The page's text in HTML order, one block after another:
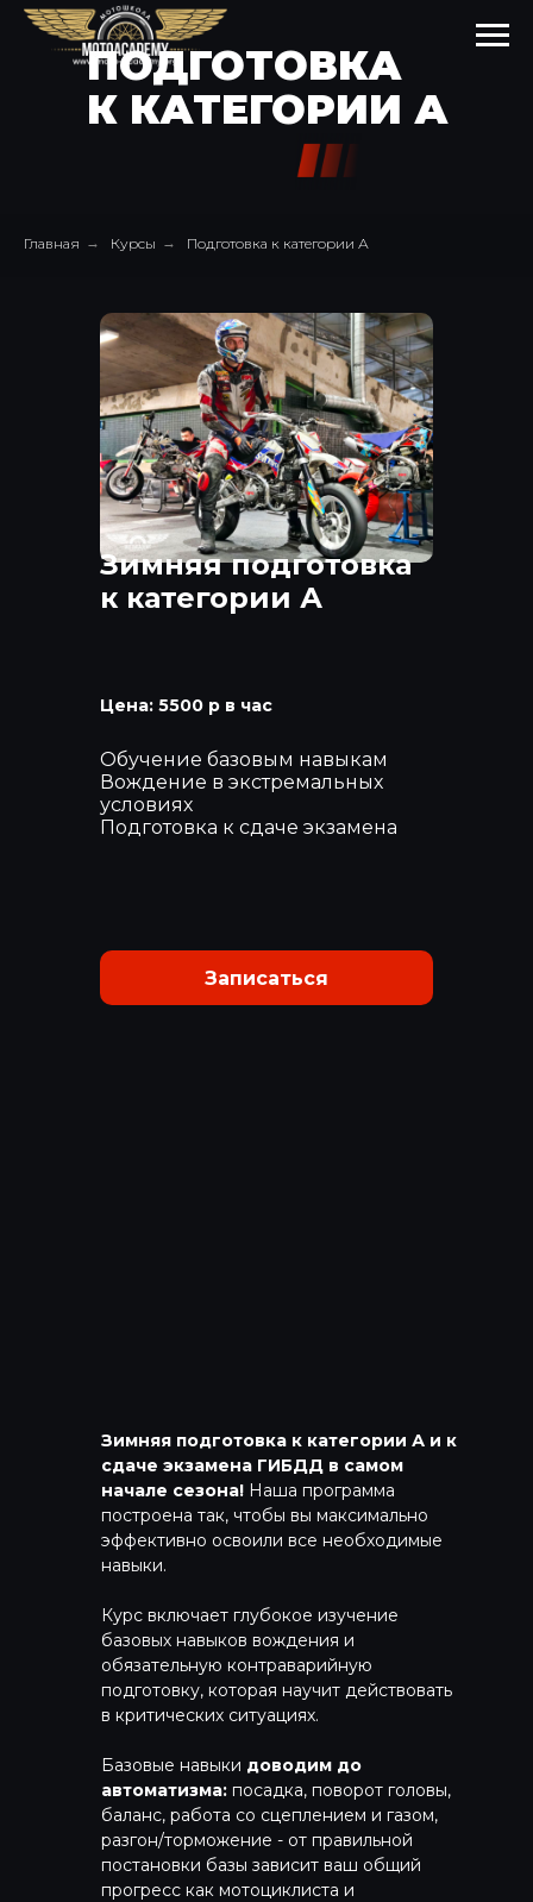
ПОДГОТОВКА
К КАТЕГОРИИ А
Главная → Курсы → Подготовка к категории А
Зимняя подготовка к категории А и к
сдаче экзамена ГИБДД в самом
начале сезона! Наша программа
построена так, чтобы вы максимально
эффективно освоили все необходимые
навыки.
Курс включает глубокое изучение
базовых навыков вождения и
обязательную контраварийную
подготовку, которая научит действовать
в критических ситуациях.
Базовые навыки доводим до
автоматизма: посадка, поворот головы,
баланс, работа со сцеплением и газом,
разгон/торможение - от правильной
постановки базы зависит ваш общий
прогресс как мотоциклиста и
Зимняя подготовка
к категории А
Обучение базовым навыкам
Вождение в экстремальных
условиях
Подготовка к сдаче экзамена
Записаться
Цена: 5500 р в час